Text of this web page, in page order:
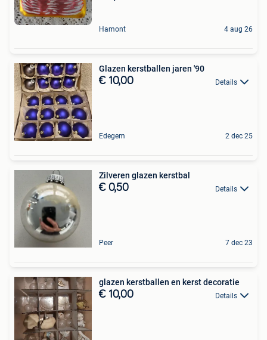
Hamont 4 aug 26
Glazen kerstballen jaren '90
€ 10,00 Details
Edegem 2 dec 25
Zilveren glazen kerstbal
€ 0,50 Details
Peer 7 dec 23
glazen kerstballen en kerst decoratie
€ 10,00 Details